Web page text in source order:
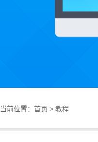
当前位置： 首页 > 教程